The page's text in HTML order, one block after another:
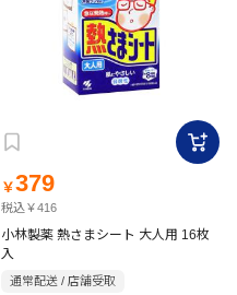
￥379
税込￥416
小林製薬 熱さまシート 大人用 16枚
入
通常配送 / 店舗受取